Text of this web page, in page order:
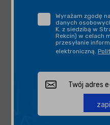
Wyrażam zgodę
danych
K. z siedzibą w
Rekcin) w celach
przesyłanie
elektroniczną.